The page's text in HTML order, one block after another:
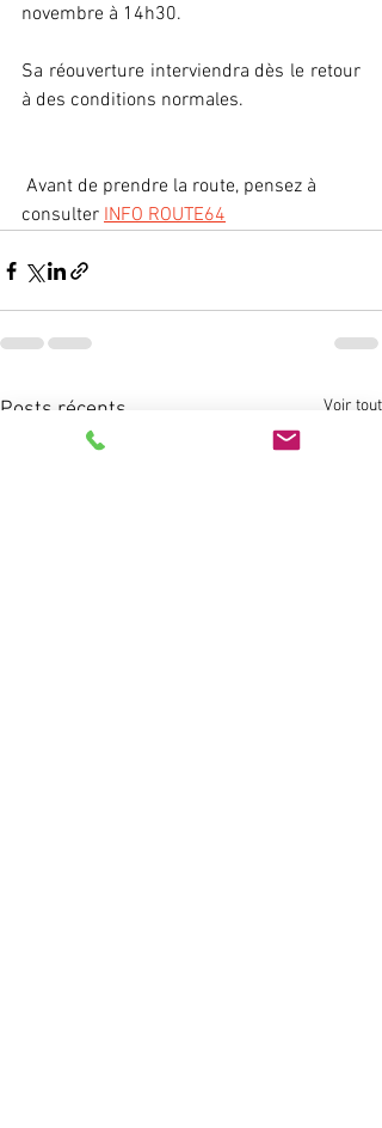
novembre à 14h30.
Sa réouverture interviendra dès le retour
à des conditions normales.
consulter INFO ROUTE64
Posts récents Voir tout